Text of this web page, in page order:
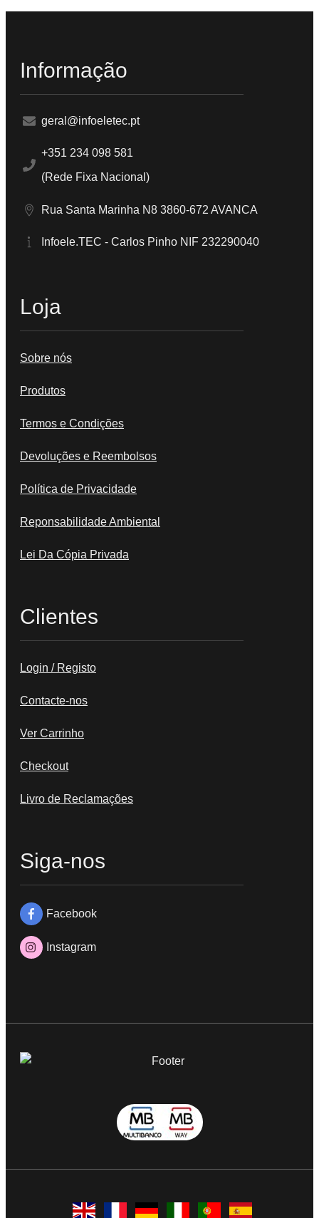
Informação
geral@infoeletec.pt
+351 234 098 581
(Rede Fixa Nacional)
Rua Santa Marinha N8 3860-672 AVANCA
Infoele.TEC - Carlos Pinho NIF 232290040
Loja
Sobre nós
Produtos
Termos e Condições
Devoluções e Reembolsos
Política de Privacidade
Reponsabilidade Ambiental
Lei Da Cópia Privada
Clientes
Login / Registo
Contacte-nos
Ver Carrinho
Checkout
Livro de Reclamações
Siga-nos
Facebook
Instagram